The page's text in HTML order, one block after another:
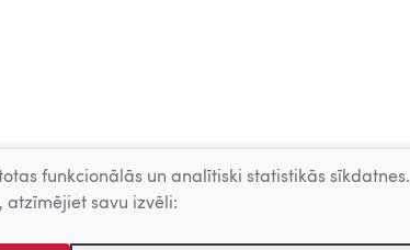
funkcionālās un analītiski statistikās sīkdatnes.
atzīmējiet savu izvēli: